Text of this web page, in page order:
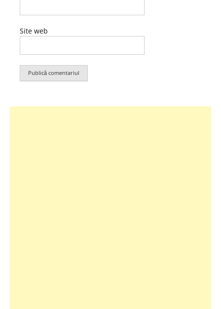
Site web